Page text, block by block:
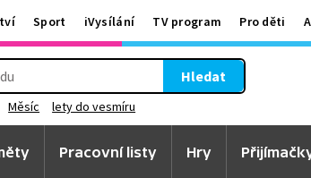
Sport iVysílání TV program Pro děti
Hledat
Měsíc lety do vesmíru
Pracovní listy Hry